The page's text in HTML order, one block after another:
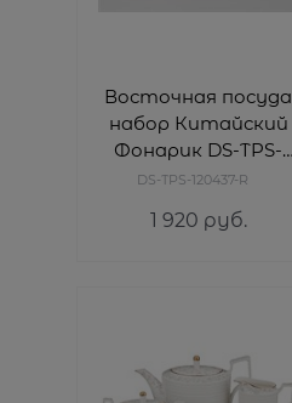
Восточная посуда
набор Китайский
Фонарик DS-TPS-
120437-R
DS-TPS-120437-R
1 920 руб.